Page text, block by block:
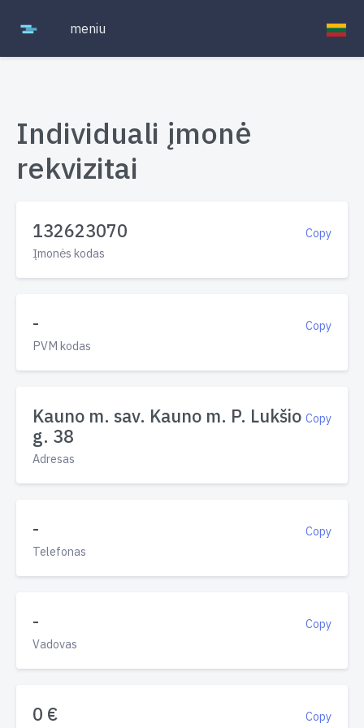
meniu
Individuali įmonė
rekvizitai
Copy
132623070
Įmonės kodas
Copy
-
PVM kodas
Copy
Kauno m. sav. Kauno m. P. Lukšio
g. 38
Adresas
Copy
-
Telefonas
Copy
-
Vadovas
Copy
0 €